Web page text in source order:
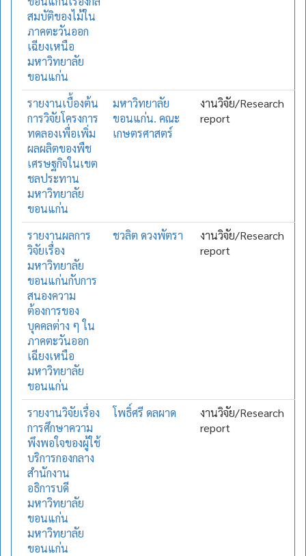
สมบัติของไม้ใน
ภาคตะวันออก
เฉียงเหนือ
มหาวิทยาลัย
ขอนแก่น
รายงานเบื้องต้น
การวิจัยโครงการ
ทดลองเพื่อเพิ่ม
ผลผลิตของพืช
เศรษฐกิจในเขต
ชลประทาน
มหาวิทยาลัย
ขอนแก่น
มหาวิทยาลัย
ขอนแก่น. คณะ
เกษตรศาสตร์
งานวิจัย/Research
report
รายงานผลการ
วิจัยเรื่อง
มหาวิทยาลัย
ขอนแก่นกับการ
สนองความ
ต้องการของ
บุคคลต่าง ๆ ใน
ภาคตะวันออก
เฉียงเหนือ
มหาวิทยาลัย
ขอนแก่น
ชวลิต ดวงพัตรา
งานวิจัย/Research
report
รายงานวิจัยเรื่อง
การศึกษาความ
พึงพอใจของผู้ใช้
บริการกองกลาง
สำนักงาน
อธิการบดี
มหาวิทยาลัย
ขอนแก่น
มหาวิทยาลัย
ขอนแก่น
โพธิ์ศรี ดลผาด
งานวิจัย/Research
report